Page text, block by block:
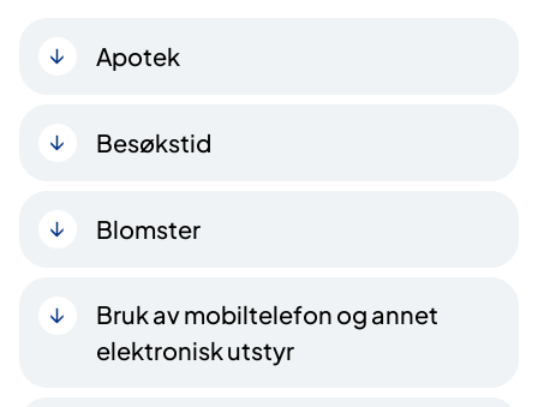
Apotek
Besøkstid
Blomster
Bruk av mobiltelefon og annet
elektronisk utstyr